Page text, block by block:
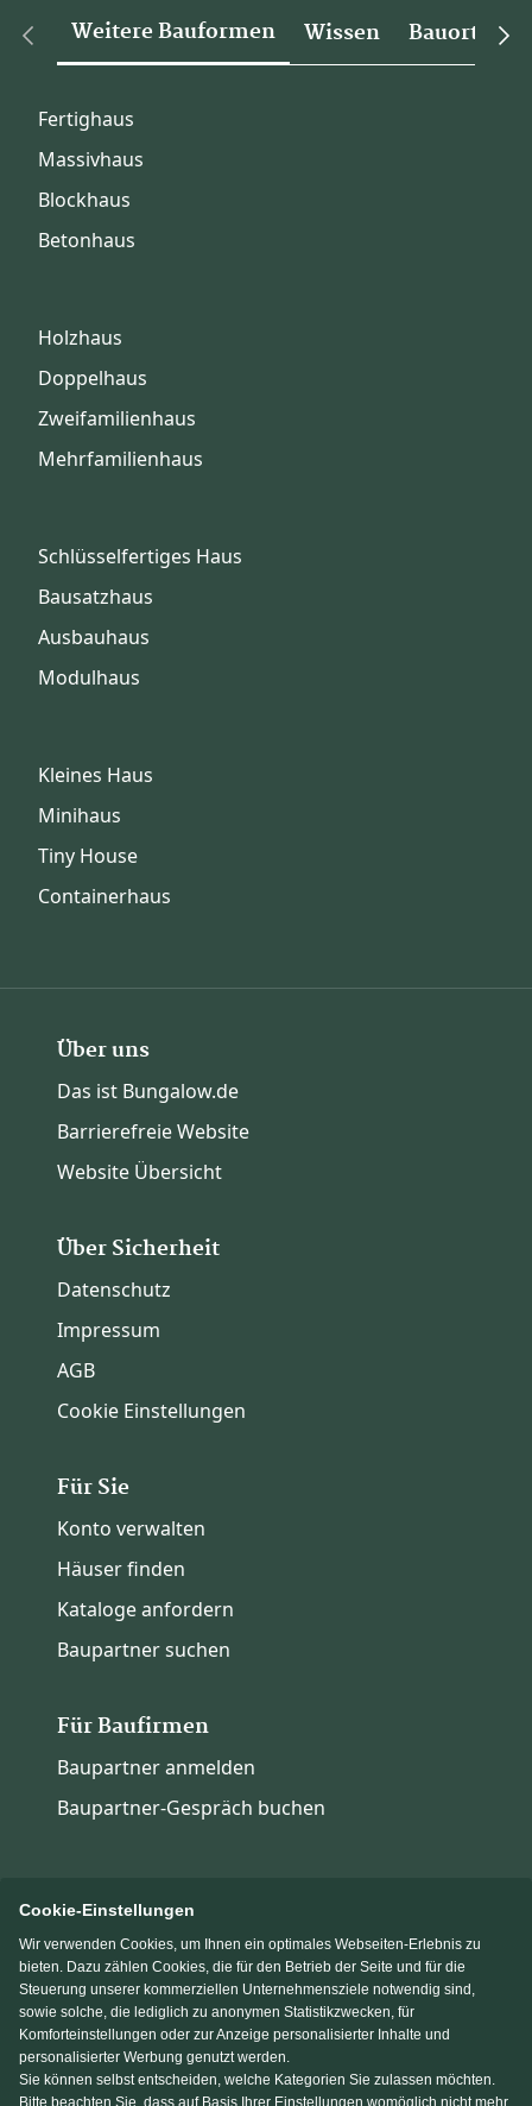
Weitere Bauformen Wissen Bauorte
Fertighaus
Massivhaus
Blockhaus
Betonhaus
Holzhaus
Doppelhaus
Zweifamilienhaus
Mehrfamilienhaus
Schlüsselfertiges Haus
Bausatzhaus
Ausbauhaus
Modulhaus
Kleines Haus
Minihaus
Tiny House
Containerhaus
Über uns
Das ist Bungalow.de
Barrierefreie Website
Website Übersicht
Über Sicherheit
Datenschutz
Impressum
AGB
Cookie Einstellungen
Für Sie
Konto verwalten
Häuser finden
Kataloge anfordern
Baupartner suchen
Für Baufirmen
Baupartner anmelden
Baupartner-Gespräch buchen
Immowelt.de Bauen.de
Massivhaus.de Fertighaus.de
Einfamilienhaus.de
Cookie-Einstellungen
Wir verwenden Cookies, um Ihnen ein optimales Webseiten-Erlebnis zu
bieten. Dazu zählen Cookies, die für den Betrieb der Seite und für die
Steuerung unserer kommerziellen Unternehmensziele notwendig sind,
sowie solche, die lediglich zu anonymen Statistikzwecken, für
Komforteinstellungen oder zur Anzeige personalisierter Inhalte und
personalisierter Werbung genutzt werden.
Sie können selbst entscheiden, welche Kategorien Sie zulassen möchten.
Bitte beachten Sie, dass auf Basis Ihrer Einstellungen womöglich nicht mehr